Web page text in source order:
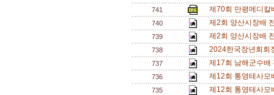
741 제70회 만평메디
740 제2회 양산시장배
739 제2회 양산시장배
738 2024한국장년회회
737 제17회 남해군수
736 제12회 통영테사
735 제12회 통영테사